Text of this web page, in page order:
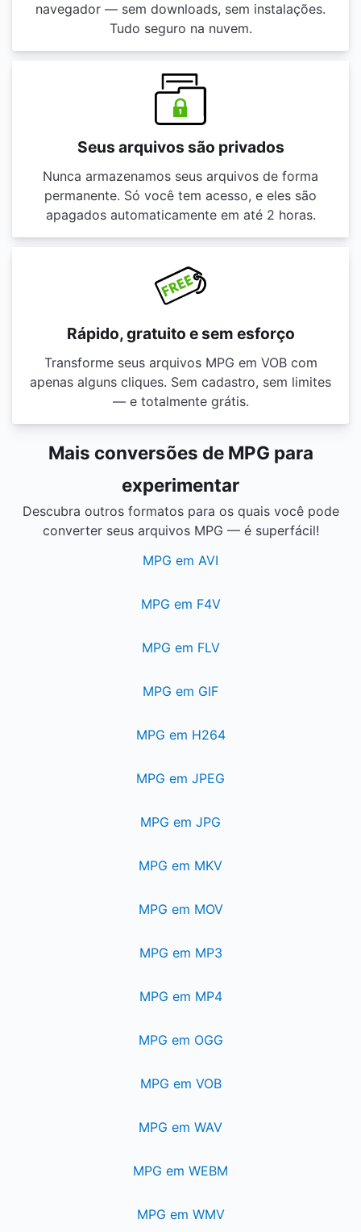
navegador — sem downloads, sem instalações.
Tudo seguro na nuvem.
Seus arquivos são privados
Nunca armazenamos seus arquivos de forma
permanente. Só você tem acesso, e eles são
apagados automaticamente em até 2 horas.
Rápido, gratuito e sem esforço
Transforme seus arquivos MPG em VOB com
apenas alguns cliques. Sem cadastro, sem limites
— e totalmente grátis.
Mais conversões de MPG para
experimentar
Descubra outros formatos para os quais você pode
converter seus arquivos MPG — é superfácil!
MPG em AVI
MPG em F4V
MPG em FLV
MPG em GIF
MPG em H264
MPG em JPEG
MPG em JPG
MPG em MKV
MPG em MOV
MPG em MP3
MPG em MP4
MPG em OGG
MPG em VOB
MPG em WAV
MPG em WEBM
MPG em WMV